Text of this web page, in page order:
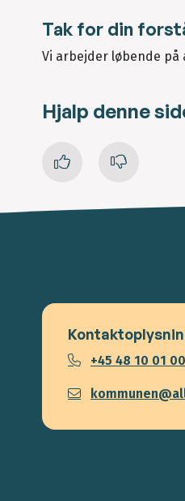
Tak for din
Vi arbejder løbende på
Hjalp denne
+45 48 10 01 00